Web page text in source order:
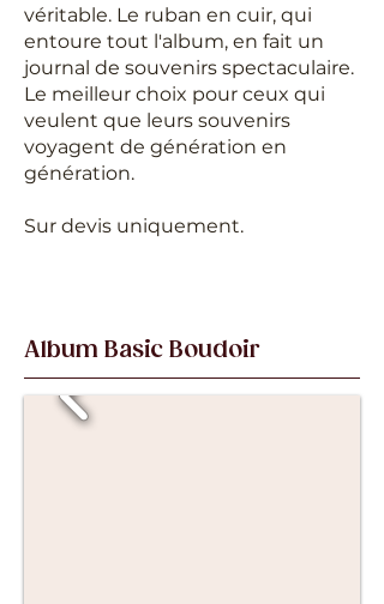
véritable. Le ruban en cuir, qui
entoure tout l'album, en fait un
journal de souvenirs spectaculaire.
Le meilleur choix pour ceux qui
veulent que leurs souvenirs
voyagent de génération en
génération.
Sur devis uniquement.
Album Basic Boudoir